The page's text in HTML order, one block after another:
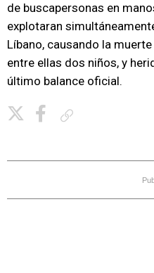
de buscapersonas en
explotaran
Líbano, causando la
entre ellas dos niños, y
último balance oficial.